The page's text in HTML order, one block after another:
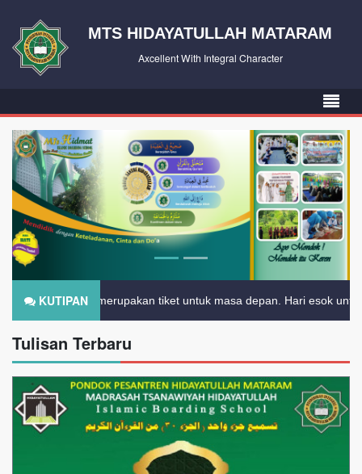
MTS HIDAYATULLAH MATARAM
Axcellent With Integral Character
KUTIPAN
Pendidikan merupakan tiket untuk masa depan. Hari esok untuk
Tulisan Terbaru